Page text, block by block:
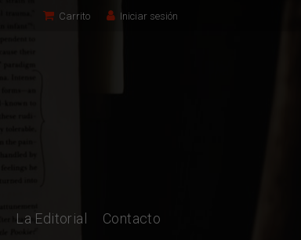
Carrito Iniciar sesión
La Editorial Contacto